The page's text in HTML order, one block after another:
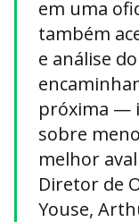
em uma
também
e análise
próxima —
sobre
melhor
Diretor de
Youse,